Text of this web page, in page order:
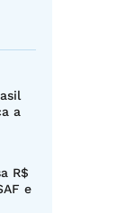
a
R$
e